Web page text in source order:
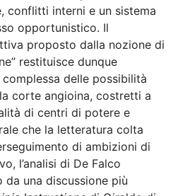
conflitti interni e un sistema
opportunistico. Il
proposto dalla nozione di
restituisce dunque
complessa delle possibilità
corte angioina, costretti a
di centri di potere e
che la letteratura colta
di ambizioni di
l’analisi di De Falco
una discussione più